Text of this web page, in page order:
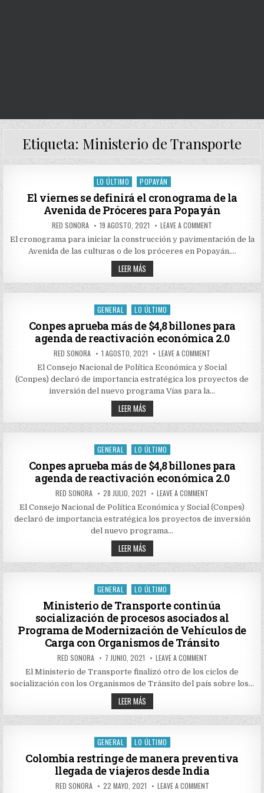
Etiqueta: Ministerio de Transporte
Posted
in
LO ÚLTIMO POPAYÁN
El viernes se definirá el cronograma de la
Avenida de Próceres para Popayán
AUTHOR:
RED SONORA PUBLISHED
DATE:
19 AGOSTO, 2021 LEAVE A COMMENT
VIERNES
DEFINIRÁ
LA
DE
El cronograma para iniciar la construcción y pavimentación de la
Avenida de las culturas o de los próceres en Popayán,…
LEER MÁSEL
VIERNES
SE
DEFINIRÁ
CRONOGRAMA
DE
LA
AVENIDA
DE
PRÓCERES
PARA
POPAYÁN
Posted
in
GENERAL LO ÚLTIMO
Conpes aprueba más de $4,8 billones para
agenda de reactivación económica 2.0
AUTHOR:
RED SONORA PUBLISHED
DATE:
1 AGOSTO, 2021 LEAVE A COMMENT
APRUEBA
DE
BILLONES
REACTIVACIÓN
ECONÓMICA
El Consejo Nacional de Política Económica y Social
(Conpes) declaró de importancia estratégica los proyectos de
inversión del nuevo programa Vías para la…
LEER MÁSCONPES
APRUEBA
MÁS
DE
BILLONES
PARA
AGENDA
DE
REACTIVACIÓN
ECONÓMICA
2.0
Posted
in
GENERAL LO ÚLTIMO
Conpes aprueba más de $4,8 billones para
agenda de reactivación económica 2.0
AUTHOR:
RED SONORA PUBLISHED
DATE:
28 JULIO, 2021 LEAVE A COMMENT
APRUEBA
MÁS
DE
REACTIVACIÓN
ECONÓMICA
El Consejo Nacional de Política Económica y Social (Conpes)
declaró de importancia estratégica los proyectos de inversión
del nuevo programa…
LEER MÁSCONPES
APRUEBA
MÁS
DE
BILLONES
PARA
AGENDA
DE
REACTIVACIÓN
ECONÓMICA
2.0
Posted
GENERAL LO ÚLTIMO
Ministerio de Transporte continúa
socialización de procesos asociados al
Programa de Modernización de Vehículos de
Carga con Organismos de Tránsito
AUTHOR:
RED SONORA PUBLISHED
DATE:
7 JUNIO, 2021 LEAVE A COMMENTON
DE
TRANSPORTE
CONTINÚA
ASOCIADOS
PROGRAMA
VEHÍCULOS
DE
CARGA
CON
ORGANISMOS
El Ministerio de Transporte finalizó otro de los ciclos de
socialización con los Organismos de Tránsito del país sobre los…
LEER MÁSMINISTERIO
DE
TRANSPORTE
CONTINÚA
DE
PROCESOS
ASOCIADOS
AL
PROGRAMA
DE
MODERNIZACIÓN
Posted
in
GENERAL LO ÚLTIMO
Colombia restringe de manera preventiva
llegada de viajeros desde India
AUTHOR:
RED SONORA PUBLISHED
22 MAYO, 2021 LEAVE A COMMENTON